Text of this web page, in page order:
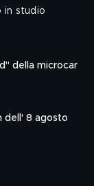
in studio
della microcar
dell' 8 agosto